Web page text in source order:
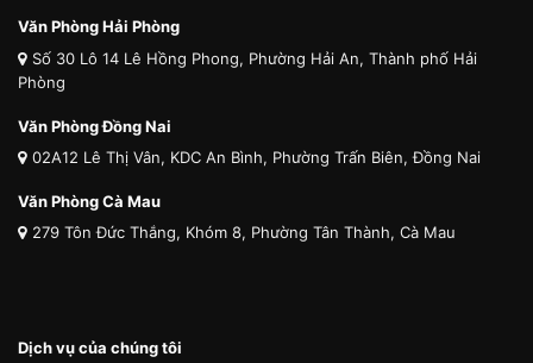
Văn Phòng Hải Phòng
Số 30 Lô 14 Lê Hồng Phong, Phường Hải An, Thành phố Hải
Phòng
Văn Phòng Đồng Nai
02A12 Lê Thị Vân, KDC An Bình, Phường Trấn Biên, Đồng Nai
Văn Phòng Cà Mau
279 Tôn Đức Thắng, Khóm 8, Phường Tân Thành, Cà Mau
Dịch vụ của chúng tôi